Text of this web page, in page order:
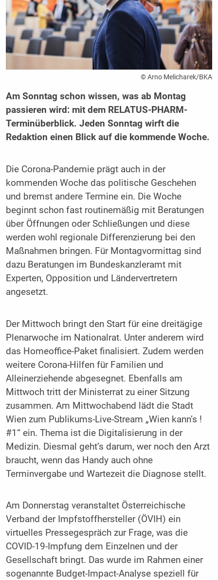
© Arno Melicharek/BKA
Am Sonntag schon wissen, was ab Montag
passieren wird: mit dem RELATUS-PHARM-
Terminüberblick. Jeden Sonntag wirft die
Redaktion einen Blick auf die kommende Woche.
Die Corona-Pandemie prägt auch in der
kommenden Woche das politische Geschehen
und bremst andere Termine ein. Die Woche
beginnt schon fast routinemäßig mit Beratungen
über Öffnungen oder Schließungen und diese
werden wohl regionale Differenzierung bei den
Maßnahmen bringen. Für Montagvormittag sind
dazu Beratungen im Bundeskanzleramt mit
Experten, Opposition und Ländervertretern
angesetzt.
Der Mittwoch bringt den Start für eine dreitägige
Plenarwoche im Nationalrat. Unter anderem wird
das Homeoffice-Paket finalisiert. Zudem werden
weitere Corona-Hilfen für Familien und
Alleinerziehende abgesegnet. Ebenfalls am
Mittwoch tritt der Ministerrat zu einer Sitzung
zusammen. Am Mittwochabend lädt die Stadt
Wien zum Publikums-Live-Stream „Wien kann’s !
#1“ ein. Thema ist die Digitalisierung in der
Medizin. Diesmal geht’s darum, wer noch den Arzt
braucht, wenn das Handy auch ohne
Terminvergabe und Wartezeit die Diagnose stellt.
Am Donnerstag veranstaltet Österreichische
Verband der Impfstoffhersteller (ÖVIH) ein
virtuelles Pressegespräch zur Frage, was die
COVID-19-Impfung dem Einzelnen und der
Gesellschaft bringt. Das wurde im Rahmen einer
sogenannte Budget-Impact-Analyse speziell für